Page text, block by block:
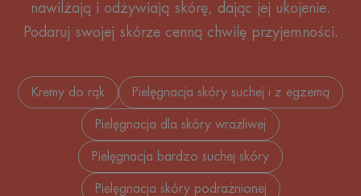
nawilżają i odżywiają skórę, dając jej ukojenie.
Podaruj swojej skórze cenną chwilę przyjemności.
Kremy do rąk Pielęgnacja skóry suchej i z egzemą
Pielęgnacja dla skóry wrażliwej
Pielęgnacja bardzo suchej skóry
Pielęgnacja skóry podrażnionej